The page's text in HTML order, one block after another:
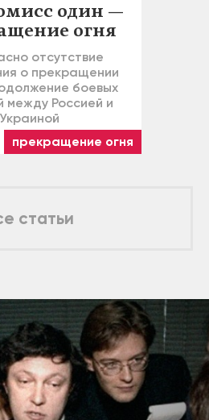
один —
огня
отсутствие
о прекращении
боевых
между Россией и
Украиной
прекращение огня
статьи